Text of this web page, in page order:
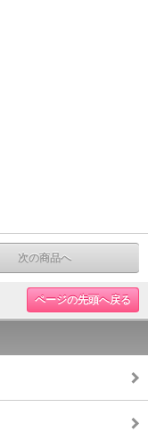
次の商品へ
ページの先頭へ戻る